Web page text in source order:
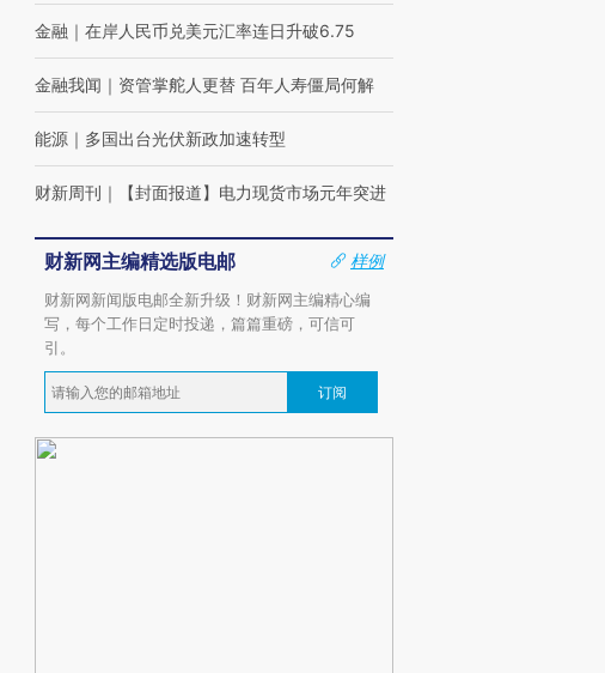
金融 ｜ 在岸人民币兑美元汇率连日升破6.75
金融我闻 ｜ 资管掌舵人更替 百年人寿僵局何解
能源 ｜ 多国出台光伏新政加速转型
财新周刊 ｜ 【封面报道】电力现货市场元年突进
财新网主编精选版电邮
样例
财新网新闻版电邮全新升级！财新网主编精心编
写，每个工作日定时投递，篇篇重磅，可信可
引。
订阅